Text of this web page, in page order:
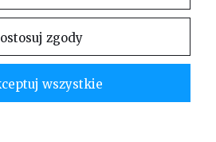
treści zamieszczonych na stronie bez
właściciela strony.
zgody
wszystkie